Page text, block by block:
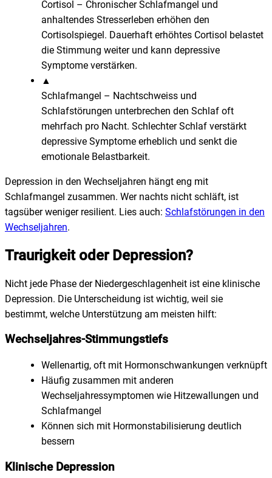
Cortisol – Chronischer Schlafmangel und
anhaltendes Stresserleben erhöhen den
Cortisolspiegel. Dauerhaft erhöhtes Cortisol belastet
die Stimmung weiter und kann depressive
Symptome verstärken.
▲
Schlafmangel – Nachtschweiss und
Schlafstörungen unterbrechen den Schlaf oft
mehrfach pro Nacht. Schlechter Schlaf verstärkt
depressive Symptome erheblich und senkt die
emotionale Belastbarkeit.
Depression in den Wechseljahren hängt eng mit
Schlafmangel zusammen. Wer nachts nicht schläft, ist
tagsüber weniger resilient. Lies auch: Schlafstörungen in den
Wechseljahren.
Traurigkeit oder Depression?
Nicht jede Phase der Niedergeschlagenheit ist eine klinische
Depression. Die Unterscheidung ist wichtig, weil sie
bestimmt, welche Unterstützung am meisten hilft:
Wechseljahres-Stimmungstiefs
Wellenartig, oft mit Hormonschwankungen verknüpft
Häufig zusammen mit anderen
Wechseljahressymptomen wie Hitzewallungen und
Schlafmangel
Können sich mit Hormonstabilisierung deutlich
bessern
Klinische Depression